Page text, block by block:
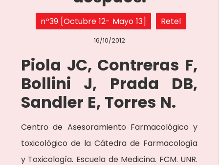
nº39 [Octubre 12- Mayo 13] Retel
16/10/2012
Piola JC, Contreras F,
Bollini J, Prada DB,
Sandler E, Torres N.
Centro de Asesoramiento Farmacológico y
toxicológico de la Cátedra de Farmacología
y Toxicología. Escuela de Medicina. FCM. UNR.